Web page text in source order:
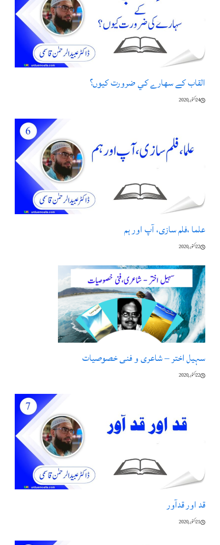
القاب كے سهارے كي ضرورت كيوں؟
24 اکتوبر, 2020
علما ،فلم سازی، آپ اور ہم
22 اکتوبر, 2020
سہیل اختر – شاعری و فنی خصوصیات
22 اکتوبر, 2020
قد اور قدآور
21 اکتوبر, 2020